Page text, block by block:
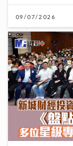
09/07/2026